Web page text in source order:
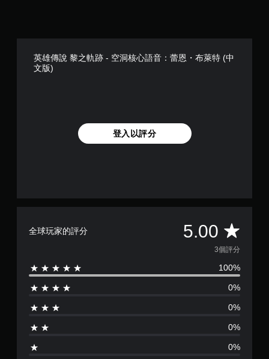
英雄傳說 黎之軌跡 - 空洞核心語音：蕾恩・布萊特 (中
文版)
登入以評分
全球玩家的評分 5.00 平
均
評
分
5
3個評分
100%
0%
0%
0%
0%